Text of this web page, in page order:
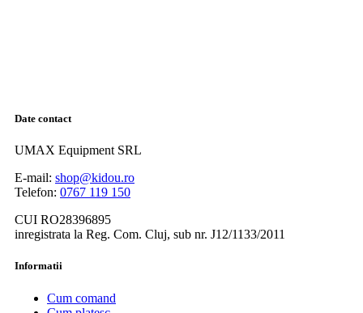
Date contact
UMAX Equipment SRL
E-mail: shop@kidou.ro
Telefon: 0767 119 150
CUI RO28396895
inregistrata la Reg. Com. Cluj, sub nr. J12/1133/2011
Informatii
Cum comand